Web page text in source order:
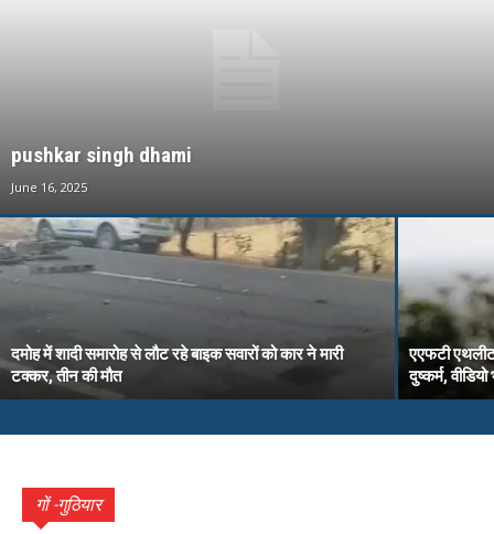
pushkar singh dhami
June 16, 2025
दमोह में शादी समारोह से लौट रहे बाइक सवारों को कार ने मारी
टक्कर, तीन की मौत
एएफटी
दुष्कर्म,
गों -गुठियार